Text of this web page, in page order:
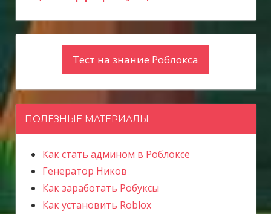
Тест на знание Роблокса
ПОЛЕЗНЫЕ МАТЕРИАЛЫ
Как стать админом в Роблоксе
Генератор Ников
Как заработать Робуксы
Как установить Roblox